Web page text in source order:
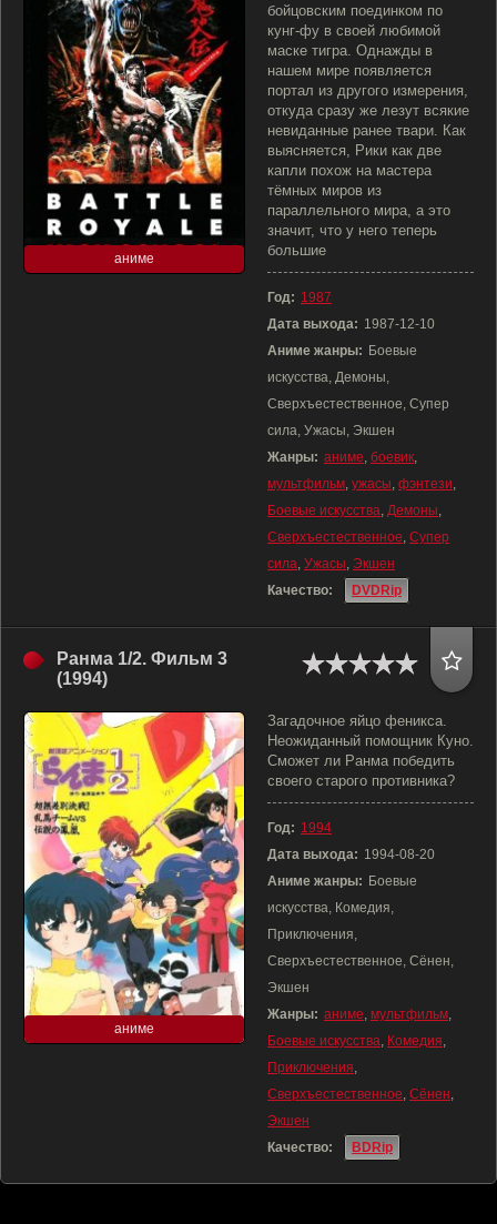
аниме
бойцовским поединком по
кунг-фу в своей любимой
маске тигра. Однажды в
нашем мире появляется
портал из другого измерения,
откуда сразу же лезут всякие
невиданные ранее твари. Как
выясняется, Рики как две
капли похож на мастера
тёмных миров из
параллельного мира, а это
значит, что у него теперь
большие
Год: 1987
Дата выхода: 1987-12-10
Аниме жанры: Боевые
искусства, Демоны,
Сверхъестественное, Супер
сила, Ужасы, Экшен
Жанры: аниме, боевик,
мультфильм, ужасы, фэнтези,
Боевые искусства, Демоны,
Сверхъестественное, Супер
сила, Ужасы, Экшен
Качество:
DVDRip
Ранма 1/2. Фильм 3
(1994)
аниме
Загадочное яйцо феникса.
Неожиданный помощник Куно.
Сможет ли Ранма победить
своего старого противника?
Год: 1994
Дата выхода: 1994-08-20
Аниме жанры: Боевые
искусства, Комедия,
Приключения,
Сверхъестественное, Сёнен,
Экшен
Жанры: аниме, мультфильм,
Боевые искусства, Комедия,
Приключения,
Сверхъестественное, Сёнен,
Экшен
Качество:
BDRip